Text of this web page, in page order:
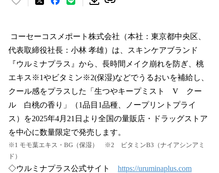
い
！
数
を
読
み
中
で
す
コーセーコスメポート株式会社（本社：東京都中央区、
代表取締役社長：小林 孝雄）は、スキンケアブランド
『ウルミナプラス』から、長時間メイク崩れを防ぎ、桃
エキス※1やビタミン※2(保湿)などでうるおいを補給し、
クール感をプラスした「生つやキープミスト V クー
ル 白桃の香り」（1品目1品種、ノープリントプライ
ス）を2025年4月21日より全国の量販店・ドラッグストア
を中心に数量限定で発売します。
※1 モモ葉エキス・BG（保湿） ※2 ビタミンB3（ナイアシンアミ
ド）
◇ウルミナプラス公式サイト https://uruminaplus.com